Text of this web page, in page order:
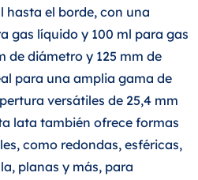
hasta el borde, con una
gas líquido y 100 ml para gas
de diámetro y 125 mm de
para una amplia gama de
versátiles de 25,4 mm
lata también ofrece formas
como redondas, esféricas,
planas y más, para